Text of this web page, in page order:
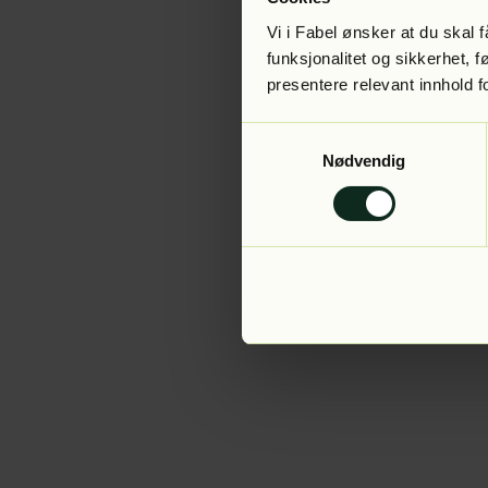
Vi i Fabel ønsker at du skal
funksjonalitet og sikkerhet,
presentere relevant innhold
Nødvendig
Application